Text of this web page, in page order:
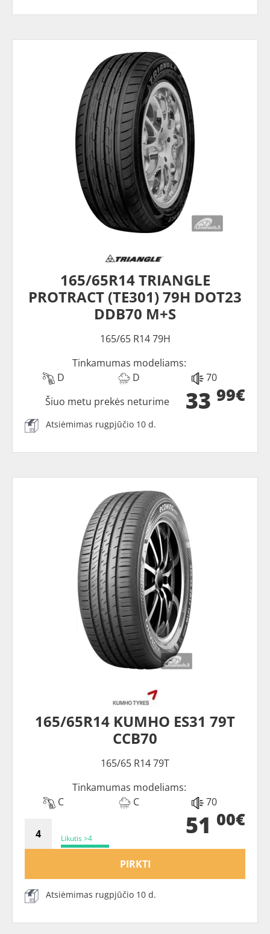
165/65R14 TRIANGLE
PROTRACT (TE301) 79H DOT23
DDB70 M+S
165/65 R14 79H
Tinkamumas modeliams:
D
D 70
33 99€
Šiuo metu prekės neturime
Atsiėmimas rugpjūčio 10 d.
165/65R14 KUMHO ES31 79T
CCB70
165/65 R14 79T
Tinkamumas modeliams:
C
C 70
Likutis >4 51 00€
PIRKTI
Atsiėmimas rugpjūčio 10 d.